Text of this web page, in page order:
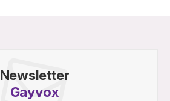
Newsletter
Gayvox